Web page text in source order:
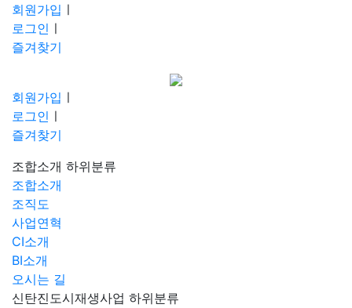
회원가입 ㅣ
로그인 ㅣ
즐겨찾기
회원가입 ㅣ
로그인 ㅣ
즐겨찾기
조합소개 하위분류
조합소개
조직도
사업연혁
CI소개
BI소개
오시는 길
신탄진도시재생사업 하위분류